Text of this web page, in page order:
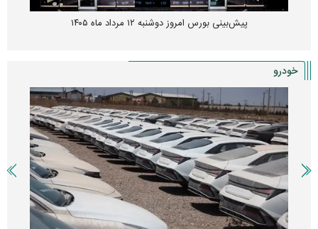
پیش‌بینی بورس امروز دوشنبه ۱۲ مرداد ماه ۱۴۰۵
خودرو